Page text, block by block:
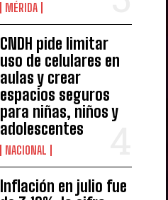
MÉRIDA
CNDH pide limitar
uso de celulares en
aulas y crear
espacios seguros
para niñas, niños y
adolescentes
NACIONAL
Inflación en julio fue